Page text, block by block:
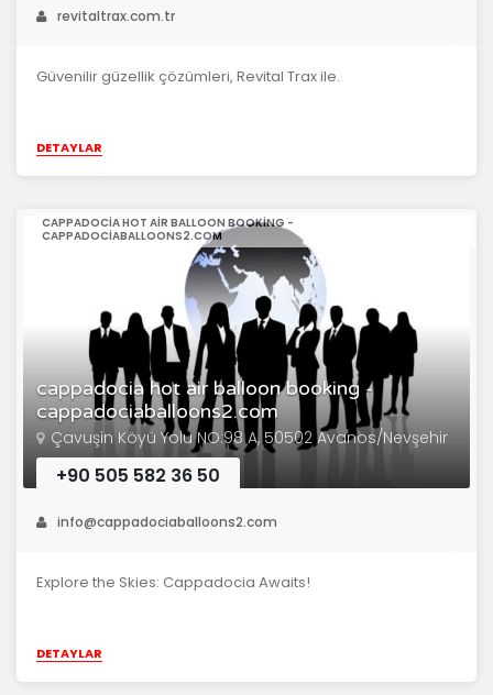
revitaltrax.com.tr
Güvenilir güzellik çözümleri, Revital Trax ile.
DETAYLAR
cappadocia hot air balloon booking -
cappadociaballoons2.com
CAPPADOCIA HOT AIR BALLOON BOOKING -
CAPPADOCIABALLOONS2.COM
Çavuşin Köyü Yolu NO:98 A, 50502 Avanos/Nevşehir
+90 505 582 36 50
info@cappadociaballoons2.com
Explore the Skies: Cappadocia Awaits!
DETAYLAR